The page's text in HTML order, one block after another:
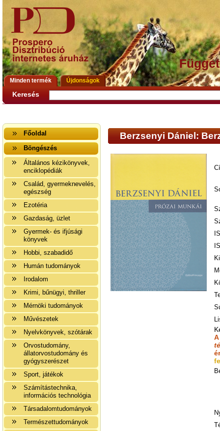
Minden termék Újdonságok
Keresés
Főoldal
Böngészés
Általános kézikönyvek,
enciklopédiák
Család, gyermeknevelés,
egészség
Ezotéria
Gazdaság, üzlet
Gyermek- és ifjúsági
könyvek
Hobbi, szabadidő
Humán tudományok
Irodalom
Krimi, bűnügyi, thriller
Mérnöki tudományok
Művészetek
Nyelvkönyvek, szótárak
Orvostudomány,
állatorvostudomány és
gyógyszerészet
Sport, játékok
Számítástechnika,
információs technológia
Társadalomtudományok
Természettudományok
Berzsenyi Dániel: